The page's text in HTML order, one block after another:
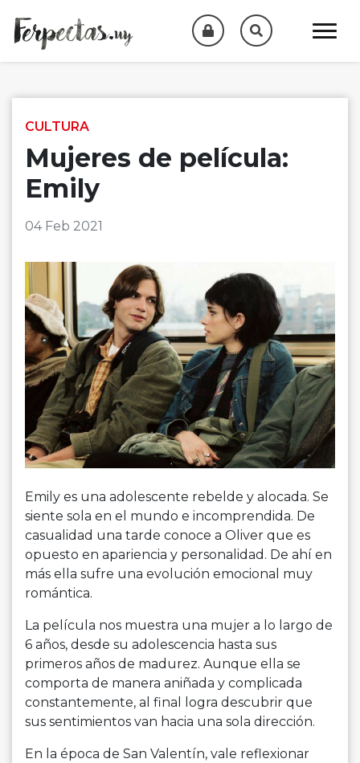
CULTURA
Mujeres de película:
Emily
04 Feb 2021
Emily es una adolescente rebelde y alocada. Se
siente sola en el mundo e incomprendida. De
casualidad una tarde conoce a Oliver que es
opuesto en apariencia y personalidad. De ahí en
más ella sufre una evolución emocional muy
romántica.
La película nos muestra una mujer a lo largo de
6 años, desde su adolescencia hasta sus
primeros años de madurez. Aunque ella se
comporta de manera aniñada y complicada
constantemente, al final logra descubrir que
sus sentimientos van hacia una sola dirección.
En la época de San Valentín, vale reflexionar